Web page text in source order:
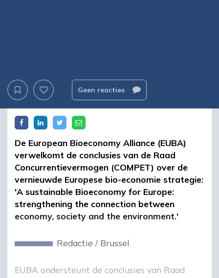
Geen reacties
De European Bioeconomy Alliance (EUBA)
verwelkomt de conclusies van de Raad
Concurrentievermogen (COMPET) over de
vernieuwde Europese bio-economie strategie:
'A sustainable Bioeconomy for Europe:
strengthening the connection between
economy, society and the environment.'
Redactie / Brussel
EUBA ondersteunt de conclusies van Raad